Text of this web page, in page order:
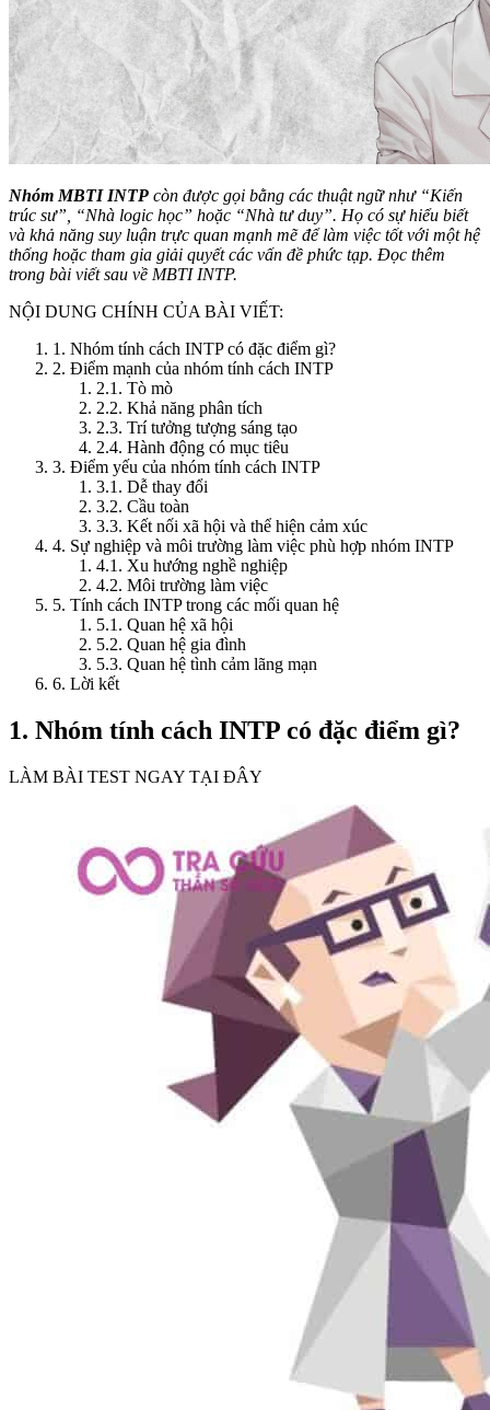
Nhóm MBTI INTP còn được gọi bằng các thuật ngữ như “Kiến
trúc sư”, “Nhà logic học” hoặc “Nhà tư duy”. Họ có sự hiểu biết
và khả năng suy luận trực quan mạnh mẽ để làm việc tốt với một hệ
thống hoặc tham gia giải quyết các vấn đề phức tạp. Đọc thêm
trong bài viết sau về MBTI INTP.
NỘI DUNG CHÍNH CỦA BÀI VIẾT:
1. Nhóm tính cách INTP có đặc điểm gì?
2. Điểm mạnh của nhóm tính cách INTP
2.1. Tò mò
2.2. Khả năng phân tích
2.3. Trí tưởng tượng sáng tạo
2.4. Hành động có mục tiêu
3. Điểm yếu của nhóm tính cách INTP
3.1. Dễ thay đổi
3.2. Cầu toàn
3.3. Kết nối xã hội và thể hiện cảm xúc
4. Sự nghiệp và môi trường làm việc phù hợp nhóm INTP
4.1. Xu hướng nghề nghiệp
4.2. Môi trường làm việc
5. Tính cách INTP trong các mối quan hệ
5.1. Quan hệ xã hội
5.2. Quan hệ gia đình
5.3. Quan hệ tình cảm lãng mạn
6. Lời kết
1. Nhóm tính cách INTP có đặc điểm gì?
LÀM BÀI TEST NGAY TẠI ĐÂY